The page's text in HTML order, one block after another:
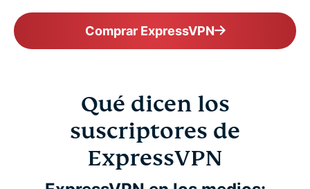
Comprar ExpressVPN
Qué dicen los
suscriptores de
ExpressVPN